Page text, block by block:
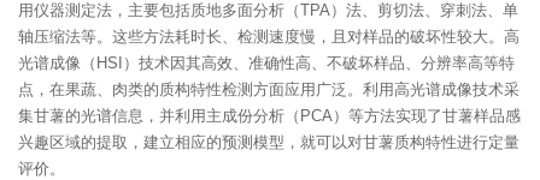
用仪器测定法，主要包括质地多面分析（TPA）法、剪切法、穿刺法、单
轴压缩法等。这些方法耗时长、检测速度慢，且对样品的破坏性较大。高
光谱成像（HSI）技术因其高效、准确性高、不破坏样品、分辨率高等特
点，在果蔬、肉类的质构特性检测方面应用广泛。利用高光谱成像技术采
集甘薯的光谱信息，并利用主成份分析（PCA）等方法实现了甘薯样品感
兴趣区域的提取，建立相应的预测模型，就可以对甘薯质构特性进行定量
评价。